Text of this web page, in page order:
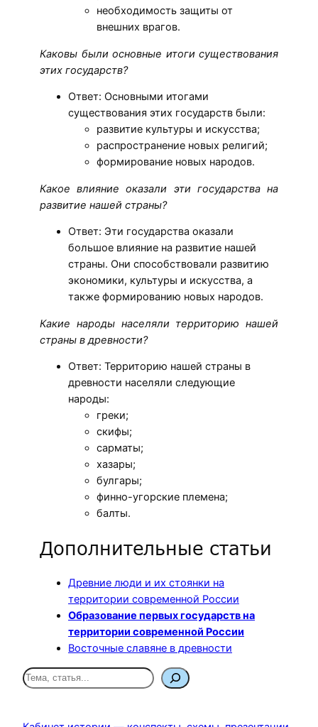
необходимость защиты от
внешних врагов.
Каковы были основные итоги существования
этих государств?
Ответ: Основными итогами
существования этих государств были:
развитие культуры и искусства;
распространение новых религий;
формирование новых народов.
Какое влияние оказали эти государства на
развитие нашей страны?
Ответ: Эти государства оказали
большое влияние на развитие нашей
страны. Они способствовали развитию
экономики, культуры и искусства, а
также формированию новых народов.
Какие народы населяли территорию нашей
страны в древности?
Ответ: Территорию нашей страны в
древности населяли следующие
народы:
греки;
скифы;
сарматы;
хазары;
булгары;
финно-угорские племена;
балты.
Дополнительные статьи
Древние люди и их стоянки на
территории современной России
Образование первых государств на
территории современной России
Восточные славяне в древности
П
о
с